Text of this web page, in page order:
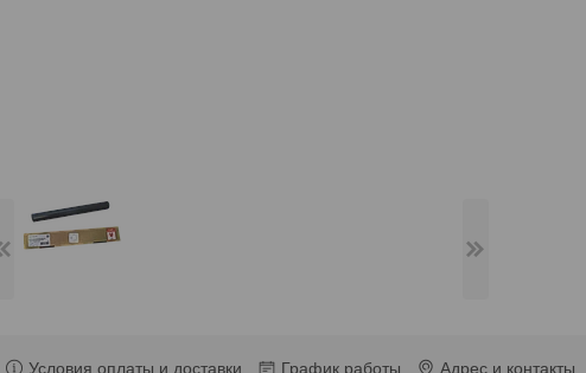
Условия оплаты и доставки График работы Адрес и контакты